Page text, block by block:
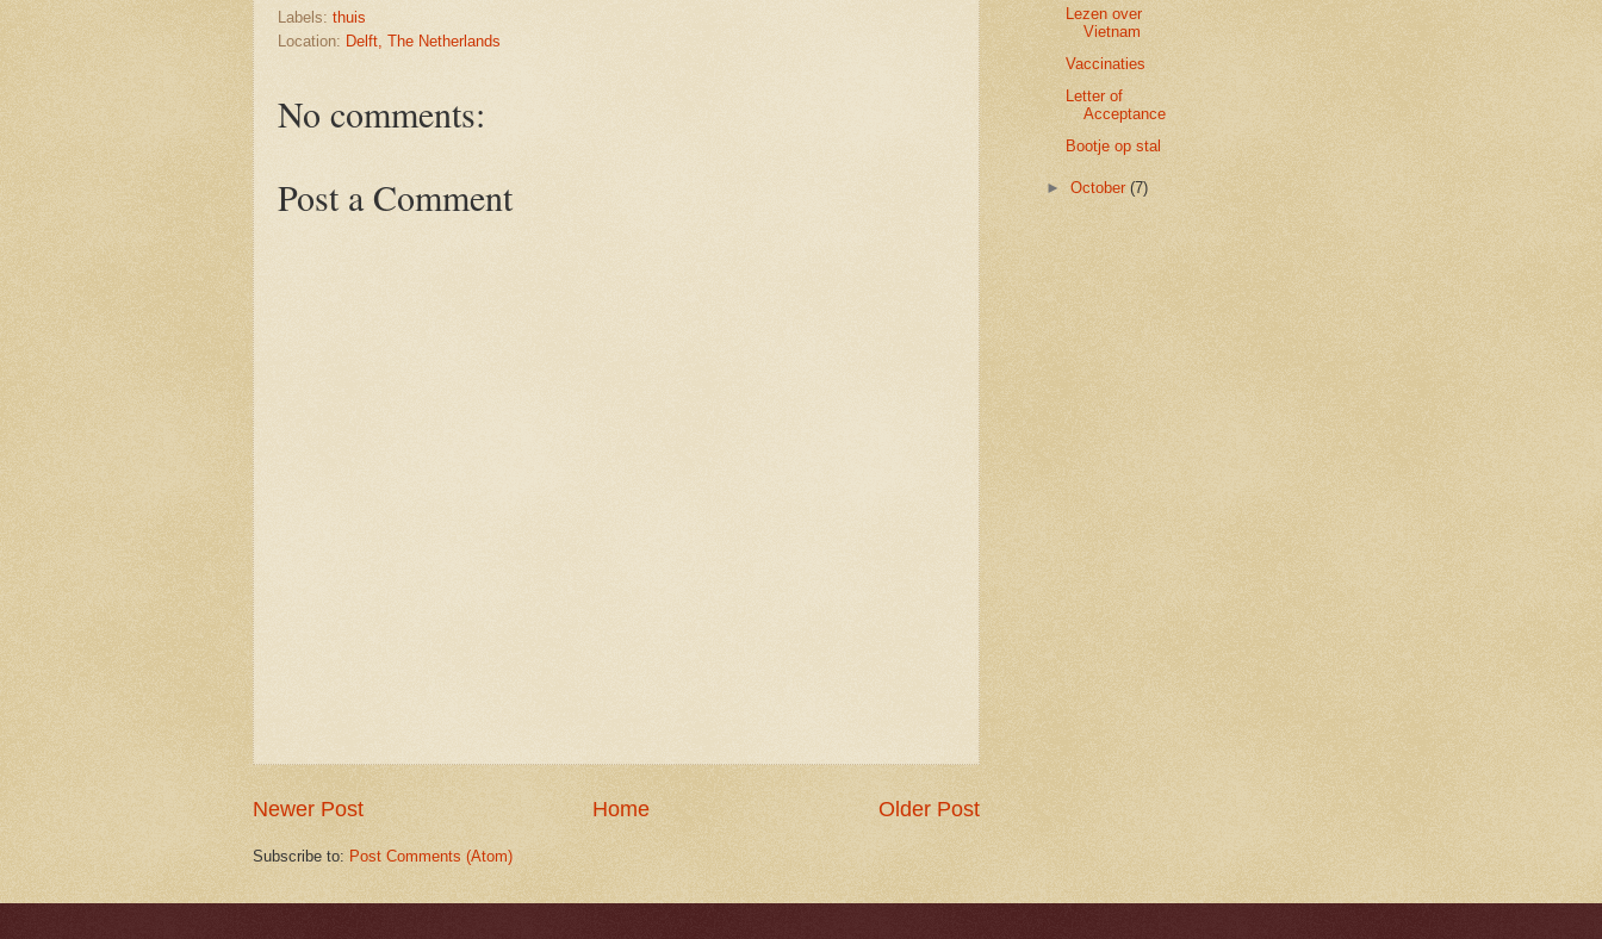
Labels: thuis
Location: Delft, The Netherlands
No comments:
Post a Comment
Newer Post Older Post
Home
Subscribe to: Post Comments (Atom)
Lezen over
Vietnam
Vaccinaties
Letter of
Acceptance
Bootje op stal
►October(7)